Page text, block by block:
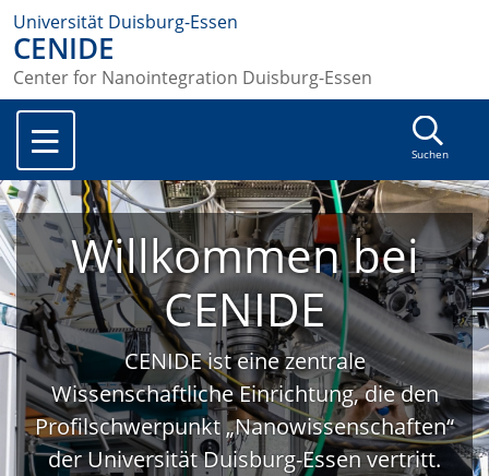
Universität Duisburg-Essen
CENIDE
Center for Nanointegration Duisburg-Essen
Suchen
Willkommen bei
CENIDE
CENIDE ist eine zentrale
Wissenschaftliche Einrichtung, die den
Profilschwerpunkt „Nanowissenschaften“
der Universität Duisburg-Essen vertritt.